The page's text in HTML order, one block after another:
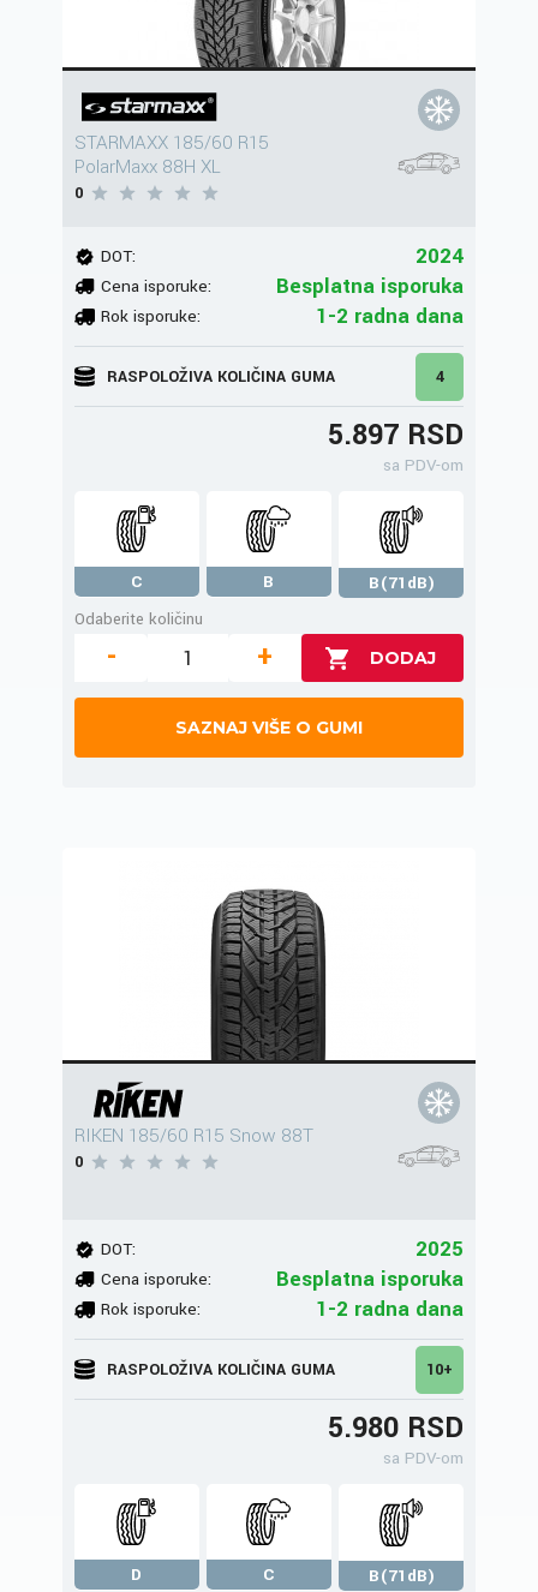
STARMAXX 185/60 R15
PolarMaxx 88H XL
0
DOT: 2024
Cena isporuke: Besplatna isporuka
Rok isporuke: 1-2 radna dana
RASPOLOŽIVA KOLIČINA GUMA 4
5.897 RSD
sa PDV-om
C B
B(71dB)
Odaberite količinu
- +
SAZNAJ VIŠE O GUMI
RIKEN 185/60 R15 Snow 88T
0
DOT: 2025
Cena isporuke: Besplatna isporuka
Rok isporuke: 1-2 radna dana
RASPOLOŽIVA KOLIČINA GUMA 10+
5.980 RSD
sa PDV-om
D C B(71dB)